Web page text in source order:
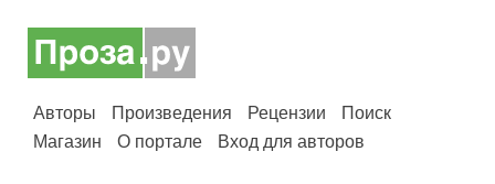
Авторы Произведения Рецензии
Поиск
Магазин
О портале Вход для авторов